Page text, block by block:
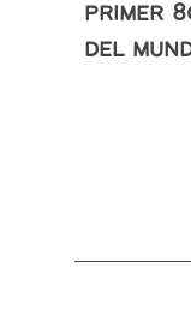
primer
del